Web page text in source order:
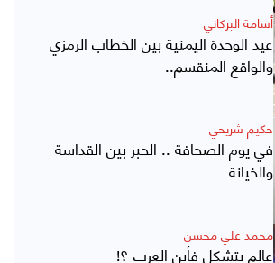
أسامة البركاني
عيد الوحدة اليمنية بين الخطاب الرمزي
والواقع المنقسم..
حكيم شريحي
في يوم الصحافة .. الحبر بين القداسة
والخيانة
محمد علي محسن
عالم يتشكل فأين العرب ؟!